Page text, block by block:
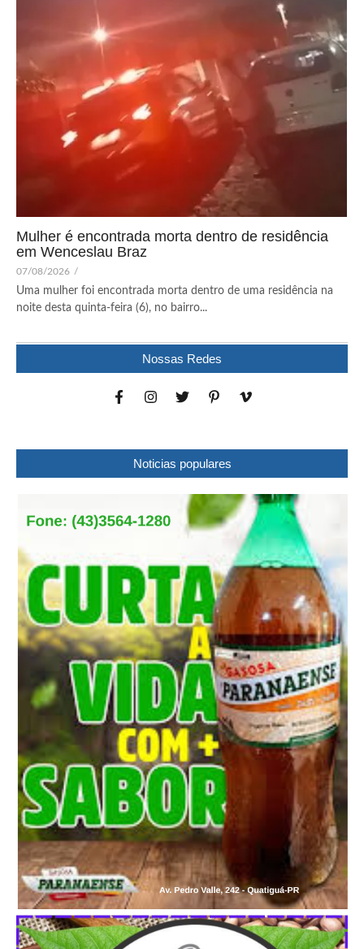
Mulher é encontrada morta dentro de residência
em Wenceslau Braz
07/08/2026 /
Uma mulher foi encontrada morta dentro de uma residência na
noite desta quinta-feira (6), no bairro...
Nossas Redes
Noticias populares